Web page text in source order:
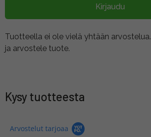
Kirjaudu
Tuotteella ei ole vielä yhtään arvostelua.
ja arvostele tuote.
Kysy tuotteesta
Arvostelut tarjoaa